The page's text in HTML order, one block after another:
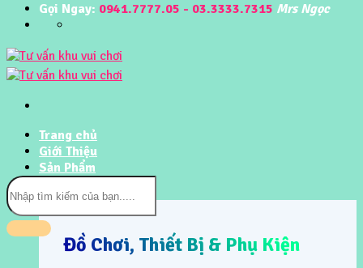
Gọi Ngay: 0941.7777.05 - 03.3333.7315 Mrs Ngọc
Trang chủ
Giới Thiệu
Sản Phẩm
Đồ Chơi, Thiết Bị & Phụ Kiện
Tìm
kiếm: